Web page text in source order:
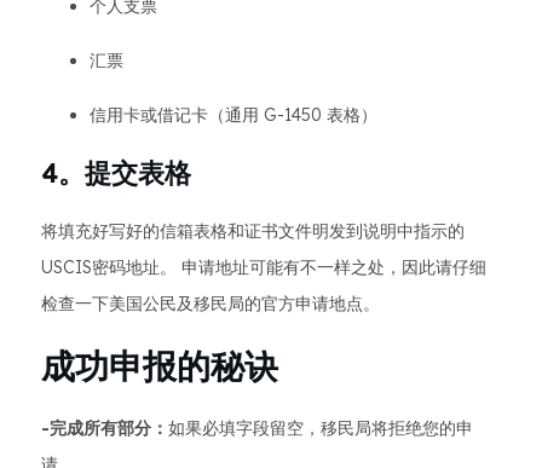
个人支票
汇票
信用卡或借记卡（通用 G-1450 表格）
4。提交表格
将填充好写好的信箱表格和证书文件明发到说明中指示的
USCIS密码地址。 申请地址可能有不一样之处，因此请仔细
检查一下美国公民及移民局的官方申请地点。
成功申报的秘诀
-完成所有部分： 如果必填字段留空，移民局将拒绝您的申